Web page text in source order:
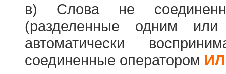
в) Слова не
(разделенные одним или
автоматически
соединенные оператором